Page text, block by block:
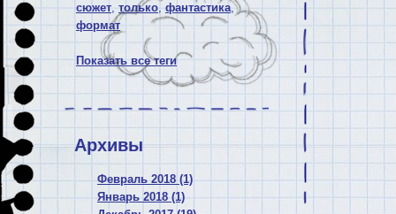
сюжет, только, фантастика,
формат
Показать все теги
Архивы
Февраль 2018 (1)
Январь 2018 (1)